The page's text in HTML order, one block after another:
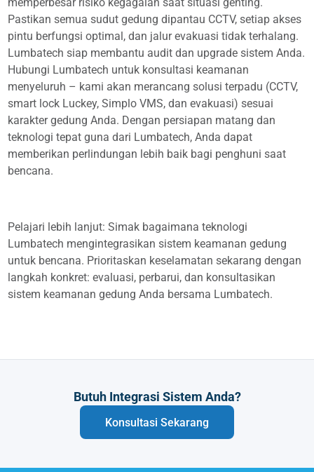
Pastikan semua sudut gedung dipantau CCTV, setiap akses
pintu berfungsi optimal, dan jalur evakuasi tidak terhalang.
Lumbatech siap membantu audit dan upgrade sistem Anda.
Hubungi Lumbatech untuk konsultasi keamanan
menyeluruh – kami akan merancang solusi terpadu (CCTV,
smart lock Luckey, Simplo VMS, dan evakuasi) sesuai
karakter gedung Anda. Dengan persiapan matang dan
teknologi tepat guna dari Lumbatech, Anda dapat
memberikan perlindungan lebih baik bagi penghuni saat
bencana.
Pelajari lebih lanjut: Simak bagaimana teknologi
Lumbatech mengintegrasikan sistem keamanan gedung
untuk bencana. Prioritaskan keselamatan sekarang dengan
langkah konkret: evaluasi, perbarui, dan konsultasikan
sistem keamanan gedung Anda bersama Lumbatech.
Butuh Integrasi Sistem Anda?
Konsultasi Sekarang